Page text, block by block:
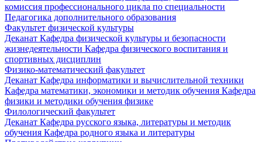
комиссия профессионального цикла по специальности
Педагогика дополнительного образования
Факультет физической культуры
Деканат Кафедра физической культуры и безопасности
жизнедеятельности Кафедра физического воспитания и
спортивных дисциплин
Физико-математический факультет
Деканат Кафедра информатики и вычислительной техники
Кафедра математики, экономики и методик обучения Кафедра
физики и методики обучения физике
Филологический факультет
Деканат Кафедра русского языка, литературы и методик
обучения Кафедра родного языка и литературы